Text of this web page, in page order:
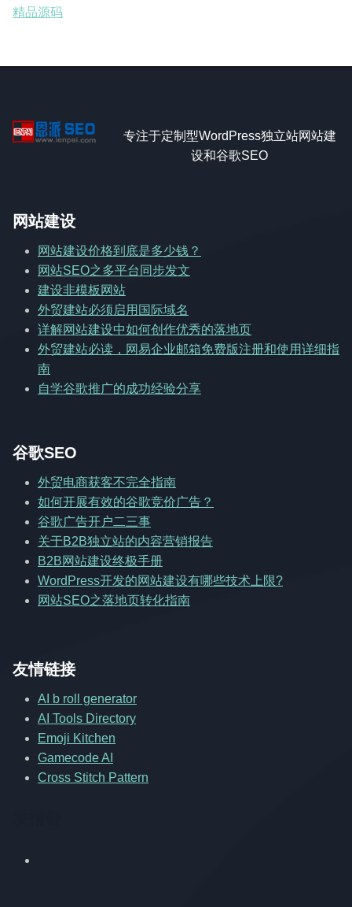
精品源码
专注于定制型WordPress独立站网站建
设和谷歌SEO
网站建设
网站建设价格到底是多少钱？
网站SEO之多平台同步发文
建设非模板网站
外贸建站必须启用国际域名
详解网站建设中如何创作优秀的落地页
外贸建站必读，网易企业邮箱免费版注册和使用详细指
南
自学谷歌推广的成功经验分享
谷歌SEO
外贸电商获客不完全指南
如何开展有效的谷歌竞价广告？
谷歌广告开户二三事
关于B2B独立站的内容营销报告
B2B网站建设终极手册
WordPress开发的网站建设有哪些技术上限?
网站SEO之落地页转化指南
友情链接
AI b roll generator
AI Tools Directory
Emoji Kitchen
Gamecode AI
Cross Stitch Pattern